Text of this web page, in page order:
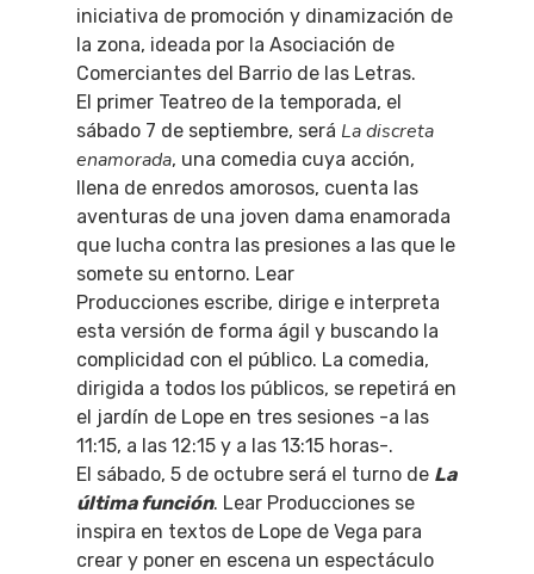
iniciativa de promoción y dinamización de
la zona, ideada por la Asociación de
Comerciantes del Barrio de las Letras.
El primer Teatreo de la temporada, el
sábado 7 de septiembre, será La discreta
enamorada, una comedia cuya acción,
llena de enredos amorosos, cuenta las
aventuras de una joven dama enamorada
que lucha contra las presiones a las que le
somete su entorno. Lear
Producciones escribe, dirige e interpreta
esta versión de forma ágil y buscando la
complicidad con el público. La comedia,
dirigida a todos los públicos, se repetirá en
el jardín de Lope en tres sesiones -a las
11:15, a las 12:15 y a las 13:15 horas-.
El sábado, 5 de octubre será el turno de La
última función. Lear Producciones se
inspira en textos de Lope de Vega para
crear y poner en escena un espectáculo